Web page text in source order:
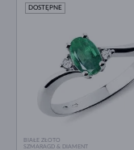
BIAŁE ZŁOTO
SZMARAGD & DIAMENT
DOSTĘPNE